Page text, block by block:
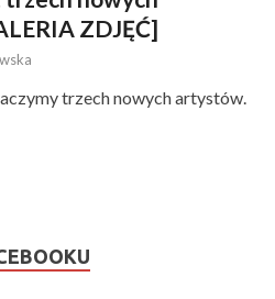
ZDJĘĆ]
trzech nowych artystów.